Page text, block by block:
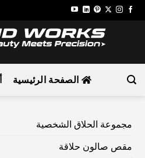
تخطي
للمحتوى
الصفحة الرئيسية
مجموعة الحلاق الشخصية
مقص صالون حلاقة